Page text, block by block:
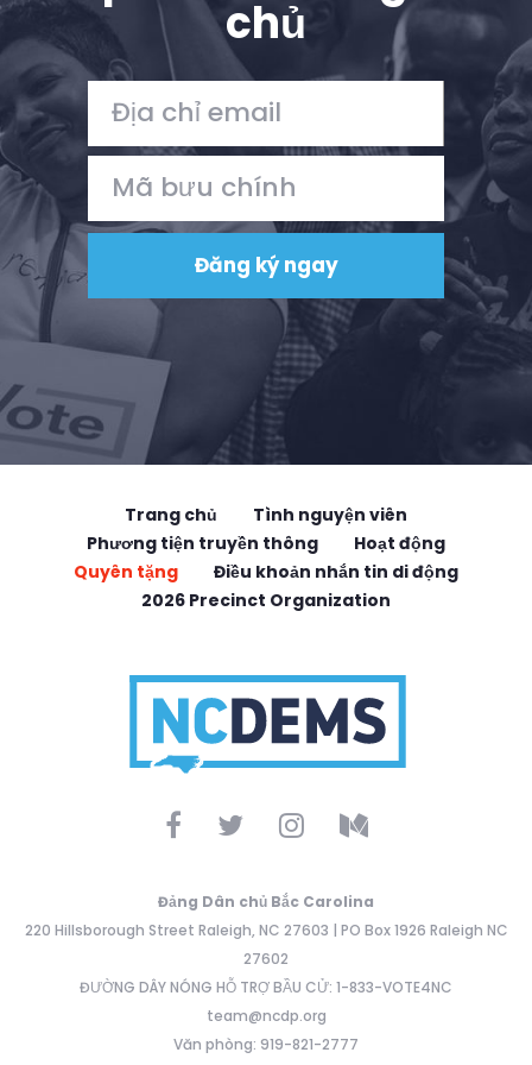
chủ
Trang chủ
Tình nguyện viên
Phương tiện truyền thông
Hoạt động
Quyên tặng
Điều khoản nhắn tin di động
2026 Precinct Organization
Đảng Dân chủ Bắc Carolina
220 Hillsborough Street Raleigh, NC 27603 | PO Box 1926 Raleigh NC
27602
ĐƯỜNG DÂY NÓNG HỖ TRỢ BẦU CỬ: 1-833-VOTE4NC
team@ncdp.org
Văn phòng: 919-821-2777